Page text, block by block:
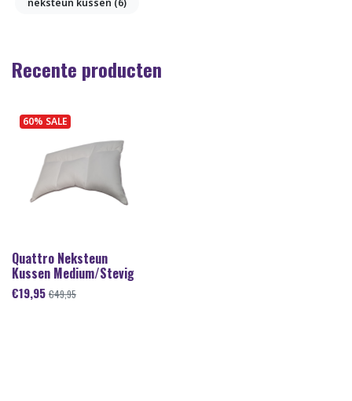
neksteun kussen (6)
Recente producten
60% SALE
Quattro Neksteun
Kussen Medium/Stevig
€19,95 €49,95